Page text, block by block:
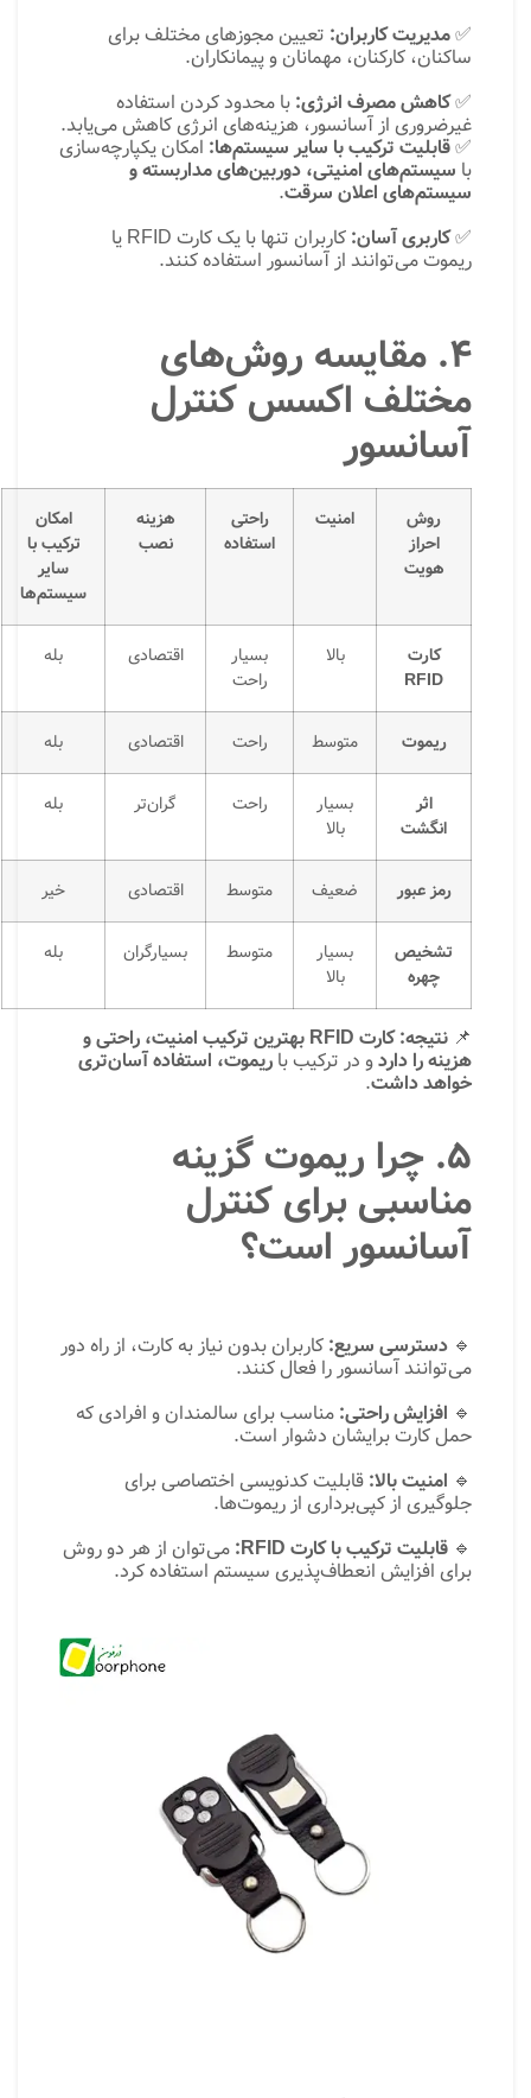
✅مدیریت کاربران: تعیین مجوزهای مختلف برای
ساکنان، کارکنان، مهمانان و پیمانکاران.
✅کاهش مصرف انرژی: با محدود کردن استفاده
غیرضروری از آسانسور، هزینه‌های انرژی کاهش می‌یابد.
✅قابلیت ترکیب با سایر سیستم‌ها: امکان یکپارچه‌سازی
با سیستم‌های امنیتی، دوربین‌های مداربسته و
سیستم‌های اعلان سرقت.
✅کاربری آسان: کاربران تنها با یک کارت RFID یا
ریموت می‌توانند از آسانسور استفاده کنند.
۴. مقایسه روش‌های
مختلف اکسس کنترل
آسانسور
روش
احراز
هویت
امنیت
راحتی
استفاده
هزینه
نصب
امکان
ترکیب با
سایر
سیستم‌ها
کارت
RFID
بالا
بسیار
راحت
اقتصادی بله
ریموت متوسط راحت اقتصادی بله
اثر
انگشت
بسیار
بالا
راحت گران‌تر بله
رمز عبور ضعیف متوسط اقتصادی خیر
تشخیص
چهره
بسیار
بالا
متوسط بسیارگران بله
📌 نتیجه: کارت RFID بهترین ترکیب امنیت، راحتی و
هزینه را داردو در ترکیب با ریموت، استفاده آسان‌تری
خواهد داشت.
۵. چرا ریموت گزینه
مناسبی برای کنترل
آسانسور است؟
🔹 دسترسی سریع: کاربران بدون نیاز به کارت، از راه دور
می‌توانند آسانسور را فعال کنند.
🔹 افزایش راحتی: مناسب برای سالمندان و افرادی که
حمل کارت برایشان دشوار است.
🔹 امنیت بالا: قابلیت کدنویسی اختصاصی برای
جلوگیری از کپی‌برداری از ریموت‌ها.
🔹 قابلیت ترکیب با کارت RFID: می‌توان از هر دو روش
برای افزایش انعطاف‌پذیری سیستم استفاده کرد.